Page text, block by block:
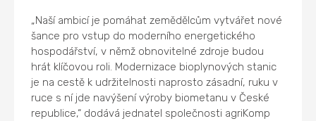
„Naší ambicí je pomáhat zemědělcům vytvářet nové
šance pro vstup do moderního energetického
hospodářství, v němž obnovitelné zdroje budou
hrát klíčovou roli. Modernizace bioplynových stanic
je na cestě k udržitelnosti naprosto zásadní, ruku v
ruce s ní jde navýšení výroby biometanu v České
republice,“ dodává jednatel společnosti agriKomp